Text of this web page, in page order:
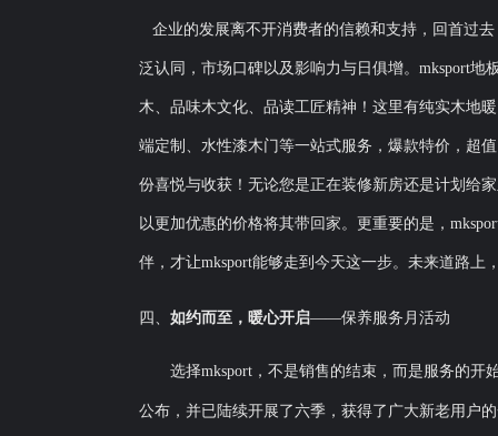
企业的发展离不开消费者的信赖和支持，回首过
泛认同，市场口碑以及影响力与日俱增。mksport
木、品味木文化、品读工匠精神！这里有纯实木地
端定制、水性漆木门等一站式服务，爆款特价，超
份喜悦与收获！无论您是正在装修新房还是计划给
以更加优惠的价格将其带回家。更重要的是，
伴，才让mksport能够走到今天这一步。未来道路上
四、 如约而至 ， 暖心开启——保养服务月活动
选择mksport，不是销售的结束，而是服务的开
公布，并已陆续开展了六季， 获得了广大新老用户